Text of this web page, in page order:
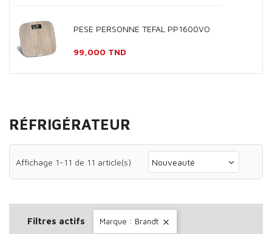
PESE PERSONNE TEFAL PP1600VO
Prix
99,000 TND
RÉFRIGÉRATEUR
Affichage 1-11 de 11 article(s) Nouveauté
Filtres actifs Marque : Brandt 